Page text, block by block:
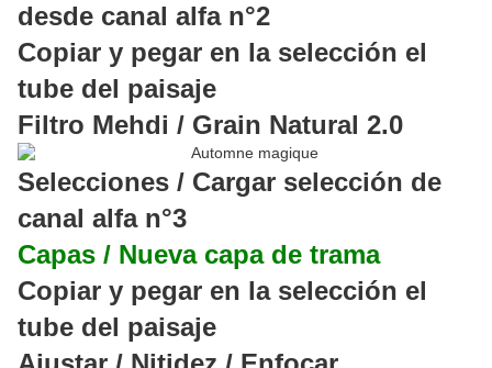
desde canal alfa n°2
Copiar y pegar en la selección el
tube del paisaje
Filtro Mehdi / Grain Natural 2.0
Selecciones / Cargar selección de
canal alfa n°3
Capas / Nueva capa de trama
Copiar y pegar en la selección el
tube del paisaje